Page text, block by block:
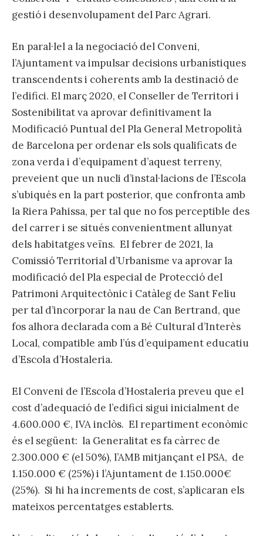
gestió i desenvolupament del Parc Agrari.
En paral·lel a la negociació del Conveni,
l’Ajuntament va impulsar decisions urbanístiques
transcendents i coherents amb la destinació de
l’edifici. El març 2020, el Conseller de Territori i
Sostenibilitat va aprovar definitivament la
Modificació Puntual del Pla General Metropolità
de Barcelona per ordenar els sols qualificats de
zona verda i d’equipament d’aquest terreny,
preveient que un nucli d’instal·lacions de l’Escola
s’ubiqués en la part posterior, que confronta amb
la Riera Pahissa, per tal que no fos perceptible des
del carrer i se situés convenientment allunyat
dels habitatges veïns. El febrer de 2021, la
Comissió Territorial d’Urbanisme va aprovar la
modificació del Pla especial de Protecció del
Patrimoni Arquitectònic i Catàleg de Sant Feliu
per tal d’incorporar la nau de Can Bertrand, que
fos alhora declarada com a Bé Cultural d’Interès
Local, compatible amb l’ús d’equipament educatiu
d’Escola d’Hostaleria.
El Conveni de l’Escola d’Hostaleria preveu que el
cost d’adequació de l’edifici sigui inicialment de
4.600.000 €, IVA inclòs. El repartiment econòmic
és el següent: la Generalitat es fa càrrec de
2.300.000 € (el 50%), l’AMB mitjançant el PSA, de
1.150.000 € (25%) i l’Ajuntament de 1.150.000€
(25%). Si hi ha increments de cost, s’aplicaran els
mateixos percentatges establerts.